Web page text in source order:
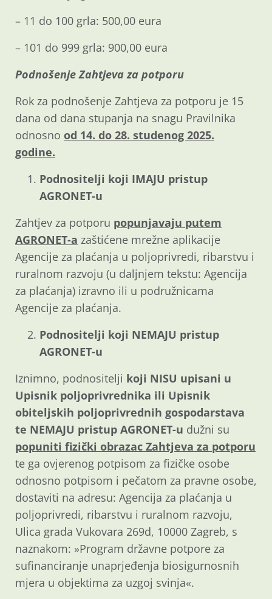
– 11 do 100 grla: 500,00 eura
– 101 do 999 grla: 900,00 eura
Podnošenje Zahtjeva za potporu
Rok za podnošenje Zahtjeva za potporu je 15
dana od dana stupanja na snagu Pravilnika
odnosno od 14. do 28. studenog 2025.
godine.
Podnositelji koji IMAJU pristup
AGRONET-u
Zahtjev za potporu popunjavaju putem
AGRONET-a zaštićene mrežne aplikacije
Agencije za plaćanja u poljoprivredi, ribarstvu i
ruralnom razvoju (u daljnjem tekstu: Agencija
za plaćanja) izravno ili u podružnicama
Agencije za plaćanja.
Podnositelji koji NEMAJU pristup
AGRONET-u
Iznimno, podnositelji koji NISU upisani u
Upisnik poljoprivrednika ili Upisnik
obiteljskih poljoprivrednih gospodarstava
te NEMAJU pristup AGRONET-u dužni su
popuniti fizički obrazac Zahtjeva za potporu
te ga ovjerenog potpisom za fizičke osobe
odnosno potpisom i pečatom za pravne osobe,
dostaviti na adresu: Agencija za plaćanja u
poljoprivredi, ribarstvu i ruralnom razvoju,
Ulica grada Vukovara 269d, 10000 Zagreb, s
naznakom: »Program državne potpore za
sufinanciranje unaprjeđenja biosigurnosnih
mjera u objektima za uzgoj svinja«.